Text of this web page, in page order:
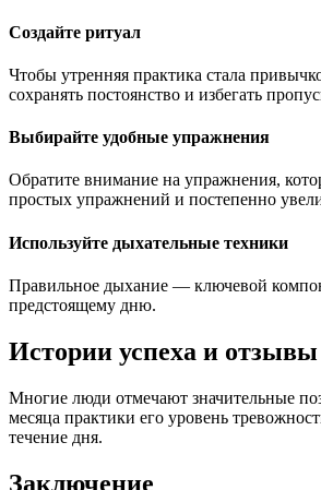
Создайте ритуал
Чтобы утренняя практика стала
сохранять постоянство и избегать
Выбирайте удобные упражнения
Обратите внимание на упражнения,
простых упражнений и постепенно
Используйте дыхательные техники
Правильное дыхание — ключевой
предстоящему дню.
Истории успеха и отзывы
Многие люди отмечают значительные
месяца практики его уровень
течение дня.
Заключение